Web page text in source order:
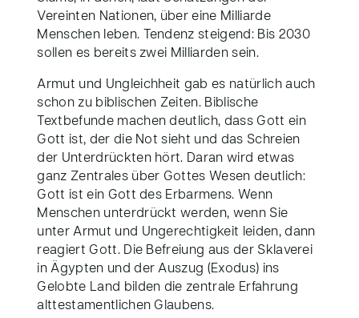
Vereinten Nationen, über eine Milliarde
Menschen leben. Tendenz steigend: Bis 2030
sollen es bereits zwei Milliarden sein.
Armut und Ungleichheit gab es natürlich auch
schon zu biblischen Zeiten. Biblische
Textbefunde machen deutlich, dass Gott ein
Gott ist, der die Not sieht und das Schreien
der Unterdrückten hört. Daran wird etwas
ganz Zentrales über Gottes Wesen deutlich:
Gott ist ein Gott des Erbarmens. Wenn
Menschen unterdrückt werden, wenn Sie
unter Armut und Ungerechtigkeit leiden, dann
reagiert Gott. Die Befreiung aus der Sklaverei
in Ägypten und der Auszug (Exodus) ins
Gelobte Land bilden die zentrale Erfahrung
alttestamentlichen Glaubens.